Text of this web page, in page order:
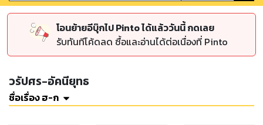
โอนย้ายอีบุ๊กไป Pinto ได้แล้ววันนี้ กดเลย
รับทันทีโค้ดลด ซื้อและอ่านได้ต่อเนื่องที่ Pinto
วรัปศร-อัคนียุทธ
ชื่อเรื่อง ฮ-ก